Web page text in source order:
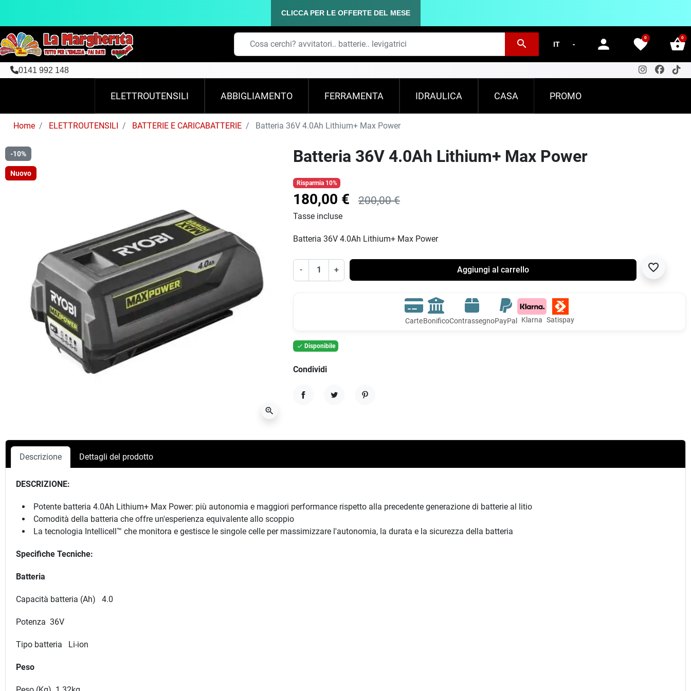
CLICCA PER LE OFFERTE DEL MESE
search person favorite
0 shopping_basket
0
0141 992 148
ELETTROUTENSILI ABBIGLIAMENTO FERRAMENTA IDRAULICA CASA PROMO
Home ELETTROUTENSILI BATTERIE E CARICABATTERIE Batteria 36V 4.0Ah Lithium+ Max Power
-10%
Nuovo
zoom_in
Batteria 36V 4.0Ah Lithium+ Max Power
Risparmia 10%
180,00 € 200,00 €
Tasse incluse
Batteria 36V 4.0Ah Lithium+ Max Power
- + Aggiungi al carrello favorite_border
CarteBonificoContrassegnoPayPal Klarna Satispay
 Disponibile
Condividi
Descrizione Dettagli del prodotto
DESCRIZIONE:
Potente batteria 4.0Ah Lithium+ Max Power: più autonomia e maggiori performance rispetto alla precedente generazione di batterie al litio
Comodità della batteria che offre un'esperienza equivalente allo scoppio
La tecnologia Intellicell™ che monitora e gestisce le singole celle per massimizzare l'autonomia, la durata e la sicurezza della batteria
Specifiche Tecniche:
Batteria
Capacità batteria (Ah) 4.0
Potenza 36V
Tipo batteria Li-ion
Peso